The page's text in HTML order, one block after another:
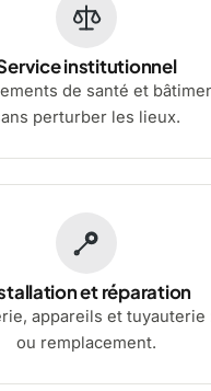
institutionnel
de santé et
perturber les lieux.
et réparation
appareils et tuyauterie
ou remplacement.